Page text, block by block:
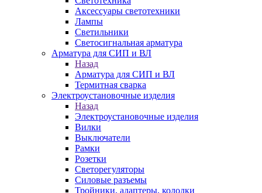
Аксессуары светотехники
Лампы
Светильники
Светосигнальная арматура
Арматура для СИП и ВЛ
Назад
Арматура для СИП и ВЛ
Термитная сварка
Электроустановочные изделия
Назад
Электроустановочные изделия
Вилки
Выключатели
Рамки
Розетки
Светорегуляторы
Силовые разъемы
Тройники, адаптеры, колодки